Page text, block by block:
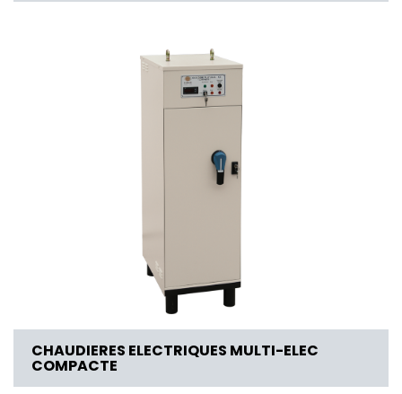
CHAUDIERES ELECTRIQUES MULTI-ELEC
COMPACTE